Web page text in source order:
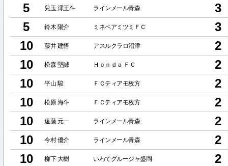
5
兒玉 澪王斗 ラインメール青森
3
5
鈴木 陽介 ミネベアミツミＦＣ
3
10
藤井 建悟 アスルクラロ沼津
2
10
松森 堅誠 Ｈｏｎｄａ ＦＣ
2
10
平山 駿 ＦＣティアモ枚方
2
10
松原 海斗 ＦＣティアモ枚方
2
10
遠藤 元一 ラインメール青森
2
10
今村 優介 ラインメール青森
2
10
柳下 大樹 いわてグルージャ盛岡
2